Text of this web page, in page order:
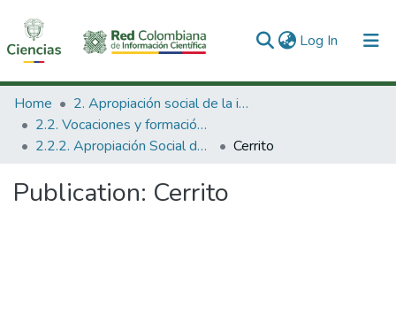
Log In (current)
Communities & Collections
All of DSpace
Home
2. Apropiación social de la información en Ciencia Tecnología e Innovación
2.2. Vocaciones y formación de la CTeI
2.2.2. Apropiación Social del Conocimiento
Cerrito
Publication: Cerrito